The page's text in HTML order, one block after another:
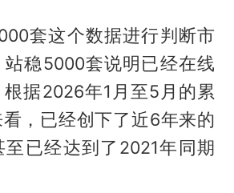
套这个数据进行判断市
稳5000套说明已经在线
根据2026年1月至5月的累
，已经创下了近6年来的
已经达到了2021年同期